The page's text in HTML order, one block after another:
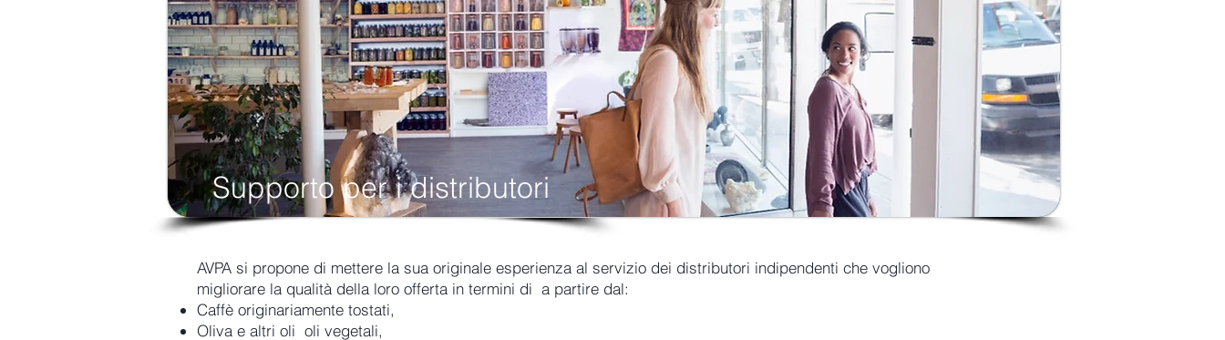
Supporto per i distributori
AVPA si propone di mettere la sua originale esperienza al servizio dei distributori indipendenti che vogliono
migliorare la qualità della loro offerta in termini di a partire dal:
Caffè originariamente tostati,
Oliva e altri oli oli vegetali,